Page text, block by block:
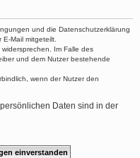
und die Datenschutzerklärung
Mail mitgeteilt.
Im Falle des
und dem Nutzer bestehende
wenn der Nutzer den
Daten sind in der